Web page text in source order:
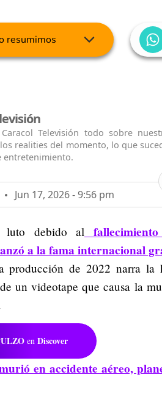
resumimos
Televisión todo sobre
realities del momento, lo que
entretenimiento.
Jun 17, 2026 - 9:56 pm
luto debido al
a la fama internacional
producción de 2022 narra la
un videotape que causa la
en Discover
en accidente aéreo,